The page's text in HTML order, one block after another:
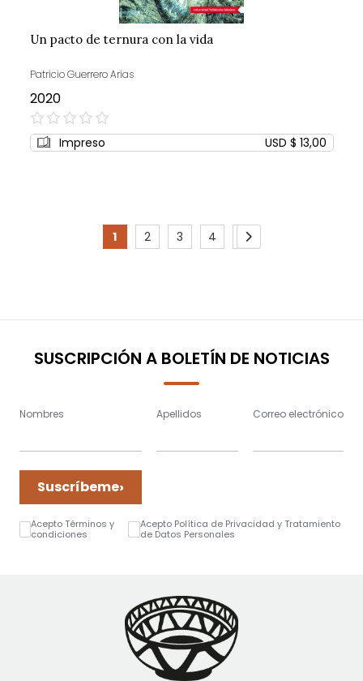
Un pacto de ternura con la vida
Patricio Guerrero Arias
2020
0%
Impreso USD $ 13,00
Page
You're
page
1
Page
2
Page
3
Page
4
Page
5
Page
Siguiente
SUSCRIPCIÓN A BOLETÍN DE NOTICIAS
Nombres Apellidos Correo electrónico
Suscríbeme›
Acepto Términos y
condiciones
Acepto Política de Privacidad y Tratamiento
de Datos Personales